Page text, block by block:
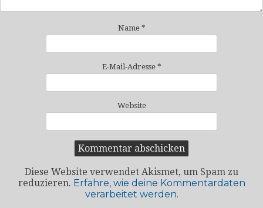
Name *
E-Mail-Adresse *
Website
Diese Website verwendet Akismet, um Spam zu
reduzieren. Erfahre, wie deine Kommentardaten
verarbeitet werden.